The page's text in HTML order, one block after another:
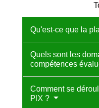
Qu'est-ce que la
Quels sont les
compétences
Comment se
PIX ?